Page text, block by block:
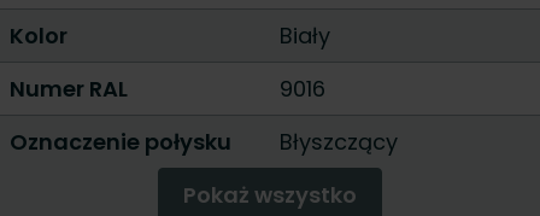
Kolor
Biały
Numer RAL
9016
Oznaczenie połysku
Błyszczący
Pokaż wszystko